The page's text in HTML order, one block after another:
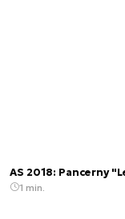
AS 2018: Pancerny
1 min.